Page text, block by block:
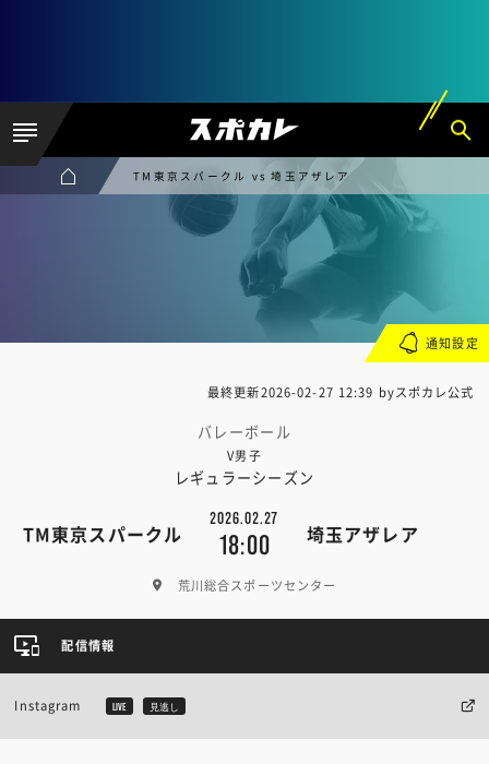
TM東京スパークル vs 埼玉アザレア
最終更新2026-02-27 12:39 byスポカレ公式
バレーボール
V男子
レギュラーシーズン
TM東京スパークル
2026.02.27
18:00 埼玉アザレア
荒川総合スポーツセンター
通知設定
配信情報
Instagram LIVE 見逃し